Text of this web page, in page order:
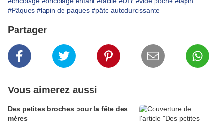
#Pâques #lapin de paques #pâte autodurcissante
Partager
Vous aimerez aussi
Des petites broches pour la fête des
mères